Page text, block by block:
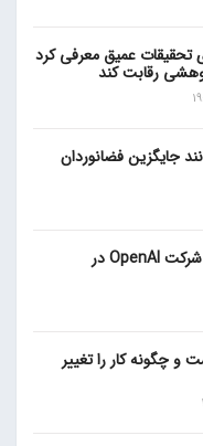
تحقیقات عمیق معرفی کرد
رقابت کند
جایگزین فضانوردان
گزارش‌ها از ناکامی GPT-5 شرکت OpenAI در
چگونه کار را تغییر